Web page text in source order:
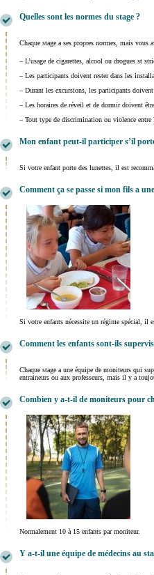
Quelles sont les normes du stage ?
Chaque stage a ses propres normes, mais vous
– L’usage de cigarettes, alcool ou drogues st
– Les participants doivent rester dans les
– Durant les excursions, les participants
– Les horaires de réveil et de dormir doivent
– Tout type de discrimination ou violence entre
Mon enfant peut-il participer s’il
Si votre enfant porte des lunettes, il est
Comment ça se passe si mon fils a
Si votre enfants nécessite un régime spécial, il
Comment les enfants sont-ils
Chaque stage a une équipe de moniteurs qui
entraineurs ou aux professeurs, mais il y a
Combien y a-t-il de moniteurs pour
Normalement 10 à 15 enfants par moniteur.
Y a-t-il une équipe de médecins au